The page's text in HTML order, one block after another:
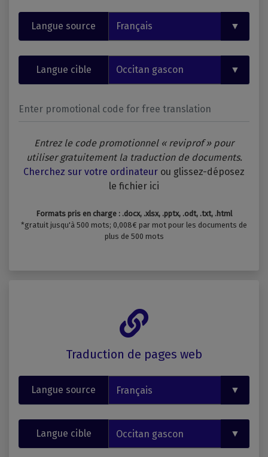
Langue source
Langue cible
Entrez le code promotionnel « reviprof » pour
utiliser gratuitement la traduction de documents.
Cherchez sur votre ordinateur ou glissez-déposez
le fichier ici
Formats pris en charge : .docx, .xlsx, .pptx, .odt, .txt, .html
*gratuit jusqu'à 500 mots; 0,008€ par mot pour les documents de
plus de 500 mots
Traduction de pages web
Langue source
Langue cible